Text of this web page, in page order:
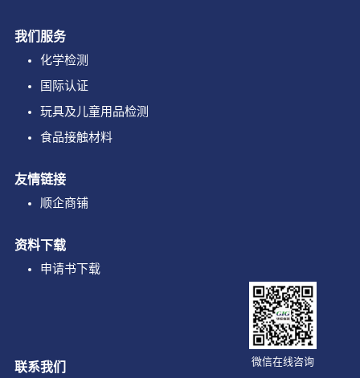
我们服务
化学检测
国际认证
玩具及儿童用品检测
食品接触材料
友情链接
顺企商铺
资料下载
申请书下载
微信在线咨询
联系我们